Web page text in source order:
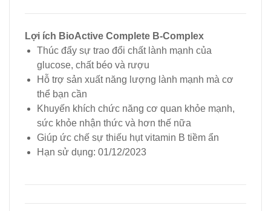
Mult
min,
Viê
Cap
100
Lợi ích BioActive Complete B-Complex
Thúc đẩy sự trao đổi chất lành mạnh của
glucose, chất béo và rượu
Hỗ trợ sản xuất năng lượng lành mạnh mà cơ
thể bạn cần
Khuyến khích chức năng cơ quan khỏe mạnh,
sức khỏe nhận thức và hơn thế nữa
Giúp ức chế sự thiếu hụt vitamin B tiềm ẩn
Hạn sử dụng: 01/12/2023